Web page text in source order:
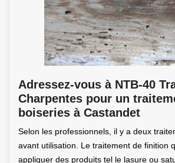
Adressez-vous à NTB-40
Charpentes pour un
boiseries à Castandet
Selon les professionnels, il y a deux
avant utilisation. Le traitement de finition
appliquer des produits tel le lasure ou